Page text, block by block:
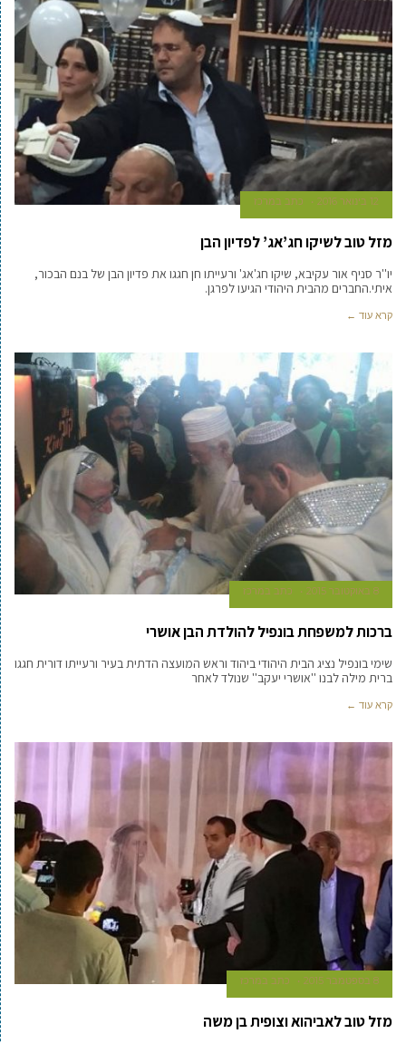
12 בינואר 2016 כתב במרכז
מזל טוב לשיקו חג’אג’ לפדיון הבן
יו''ר סניף אור עקיבא, שיקו חג'אג' ורעייתו חן חגגו את פדיון הבן של בנם הבכור,
איתי.החברים מהבית היהודי הגיעו לפרגן.
קרא עוד ←
8 באוקטובר 2015 כתב במרכז
ברכות למשפחת בונפיל להולדת הבן אושרי
שימי בונפיל נציג הבית היהודי ביהוד וראש המועצה הדתית בעיר ורעייתו דורית חגגו
ברית מילה לבנו ''אושרי יעקב'' שנולד לאחר
קרא עוד ←
8 בספטמבר 2015 כתב במרכז
מזל טוב לאביהוא וצופית בן משה